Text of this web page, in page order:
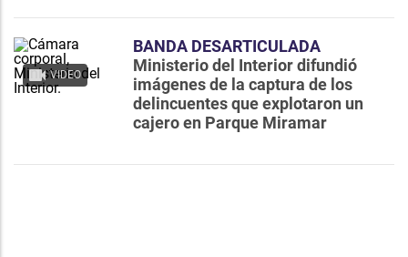
VIDEO
BANDA DESARTICULADA
Ministerio del Interior difundió
imágenes de la captura de los
delincuentes que explotaron un
cajero en Parque Miramar